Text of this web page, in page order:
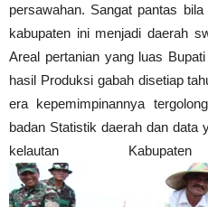
persawahan. Sangat pantas
kabupaten ini menjadi daerah
Areal pertanian yang luas
hasil Produksi gabah disetiap
era kepemimpinannya
badan Statistik daerah dan data
kelautan